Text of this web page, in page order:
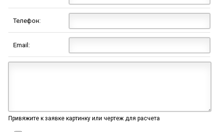
Телефон:
Email:
Привяжите к заявке картинку или чертеж для расчета